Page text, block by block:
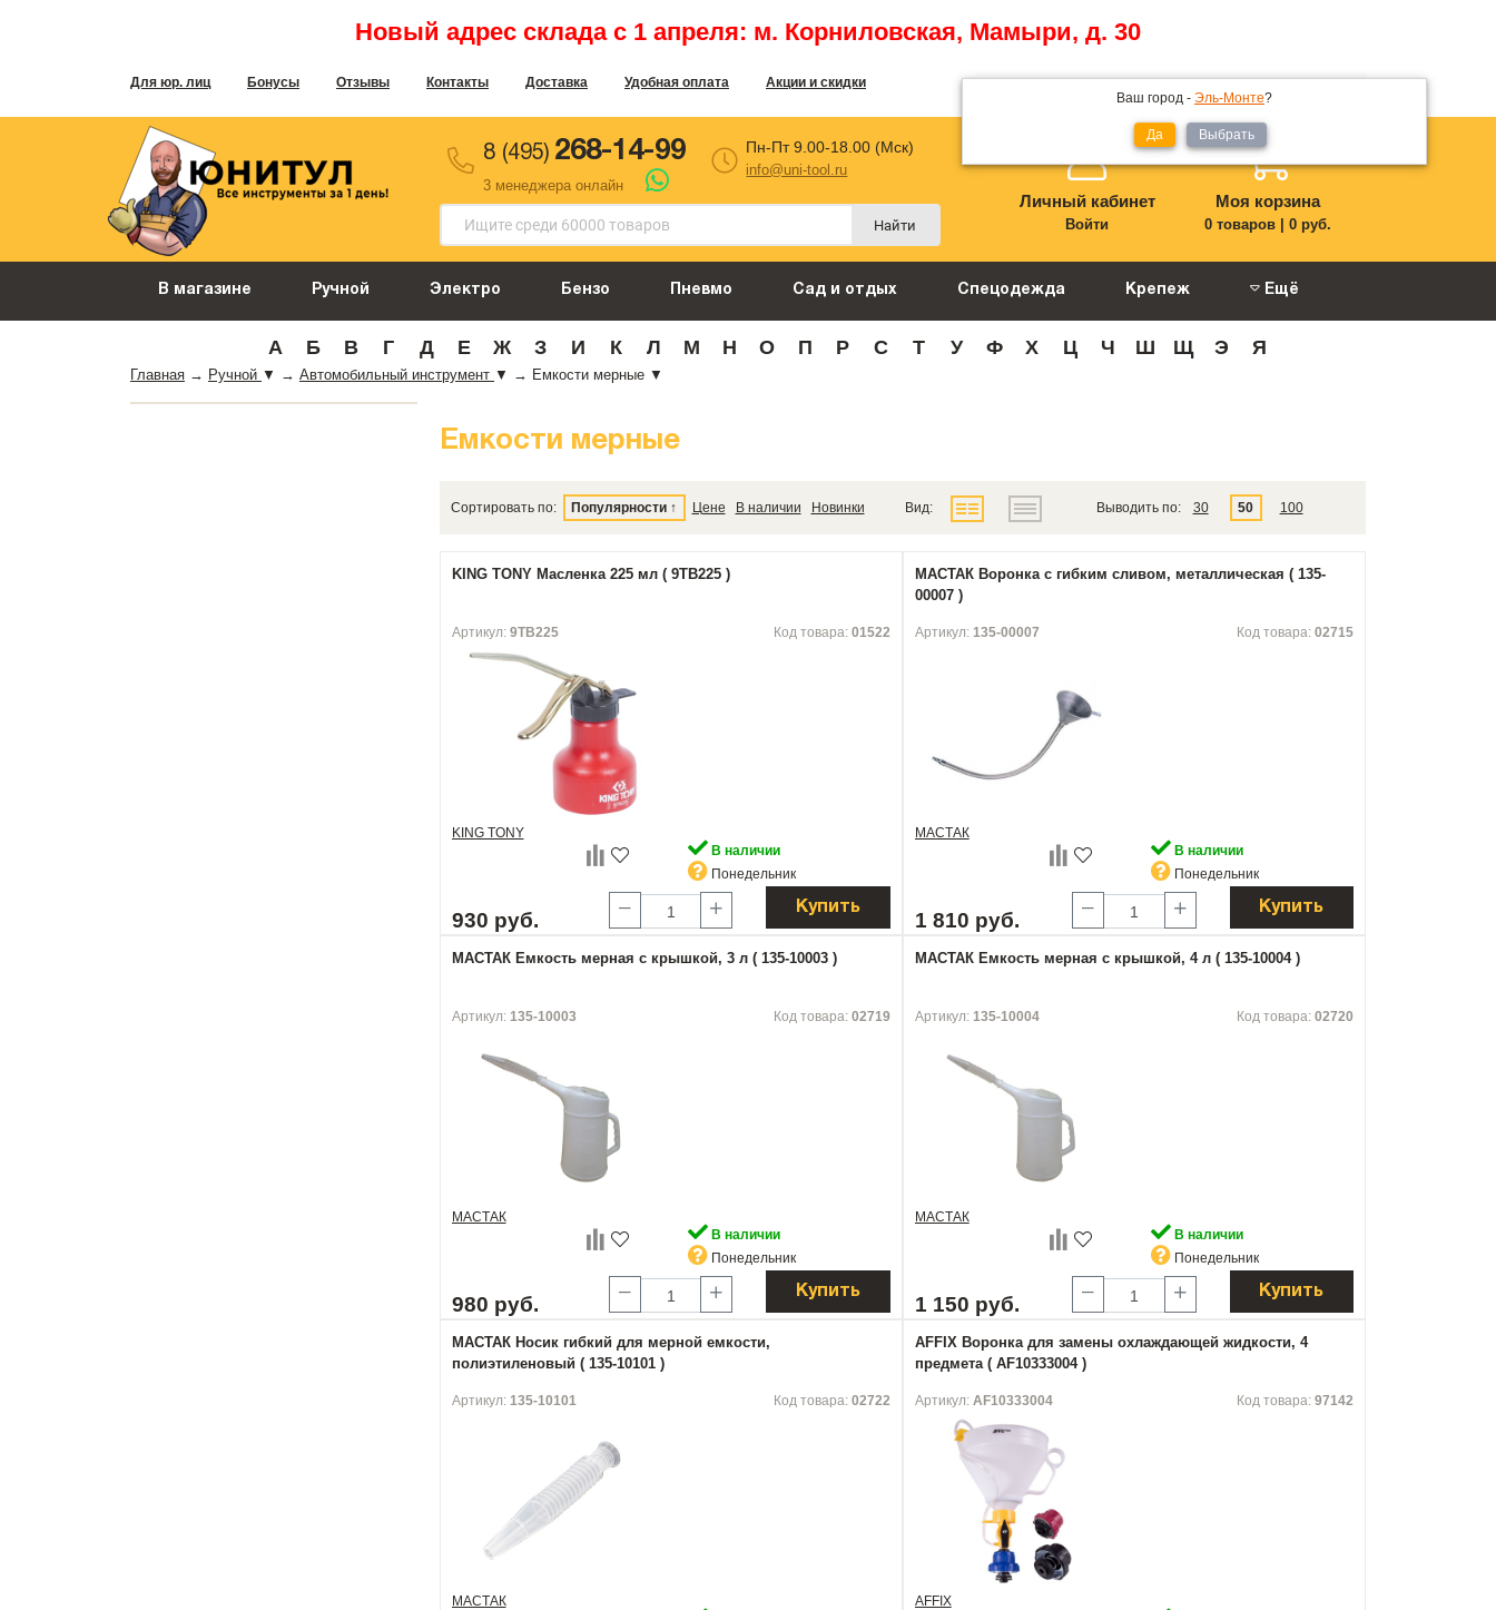
Новый адрес склада с 1 апреля: м. Корниловская, Мамыри, д. 30
Для юр. лиц Бонусы Отзывы Контакты Доставка Удобная оплата Акции и скидки
Ваш город - Эль-Монте?
Да Выбрать
8 (495) 268-14-99
3 менеджера онлайн
Пн-Пт 9.00-18.00 (Мск)
info@uni-tool.ru
Найти
Личный кабинет
Войти
Моя корзина
0 товаров| 0 руб.
В магазине Ручной Электро Бензо Пневмо Сад и отдых Спецодежда Крепеж Ещё
А Б В Г Д Е Ж З И К Л М Н О П Р С Т У Ф Х Ц Ч Ш Щ Э Я
Главная → Ручной ▼ → Автомобильный инструмент ▼ → Емкости мерные ▼
Емкости мерные
Сортировать по: Популярности↑ Цене В наличии Новинки Вид: Выводить по: 30 50 100
KING TONY Масленка 225 мл ( 9TB225 )
Артикул: 9TB225 Код товара: 01522
KING TONY
В наличии
Понедельник
930 руб.
Купить
МАСТАК Воронка с гибким сливом, металлическая ( 135-
00007 )
Артикул: 135-00007 Код товара: 02715
МАСТАК
В наличии
Понедельник
1 810 руб.
Купить
МАСТАК Емкость мерная с крышкой, 3 л ( 135-10003 )
Артикул: 135-10003 Код товара: 02719
МАСТАК
В наличии
Понедельник
980 руб.
Купить
МАСТАК Емкость мерная с крышкой, 4 л ( 135-10004 )
Артикул: 135-10004 Код товара: 02720
МАСТАК
В наличии
Понедельник
1 150 руб.
Купить
МАСТАК Носик гибкий для мерной емкости,
полиэтиленовый ( 135-10101 )
Артикул: 135-10101 Код товара: 02722
МАСТАК
AFFIX Воронка для замены охлаждающей жидкости, 4
предмета ( AF10333004 )
Артикул: AF10333004 Код товара: 97142
AFFIX